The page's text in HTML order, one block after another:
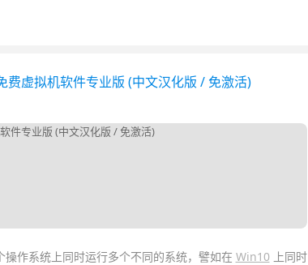
虚拟机软件专业版 (中文汉化版 / 免激活)
作系统上同时运行多个不同的系统，譬如在 Win10上同时